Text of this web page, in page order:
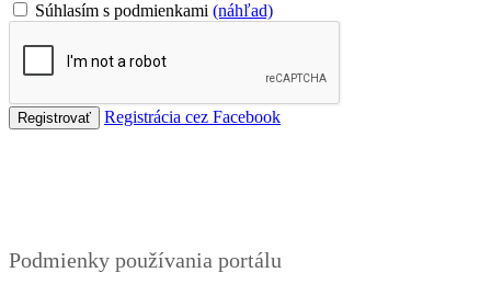
Súhlasím s podmienkami (náhľad)
Registrácia cez Facebook
Podmienky používania portálu